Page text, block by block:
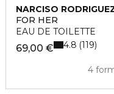
NARCISO
FOR HER
EAU DE TOILETTE
69,00 €
4
4.8 119